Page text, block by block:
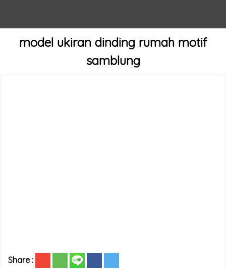
model ukiran dinding rumah motif
samblung
Share :